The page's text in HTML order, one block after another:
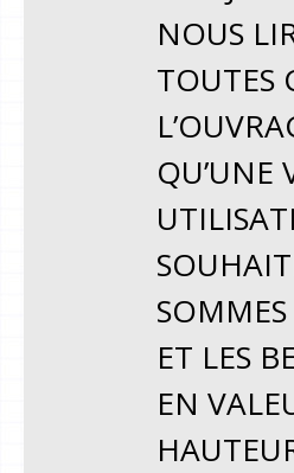
NOUS
TOUTES
QU’UNE
ET LES
EN